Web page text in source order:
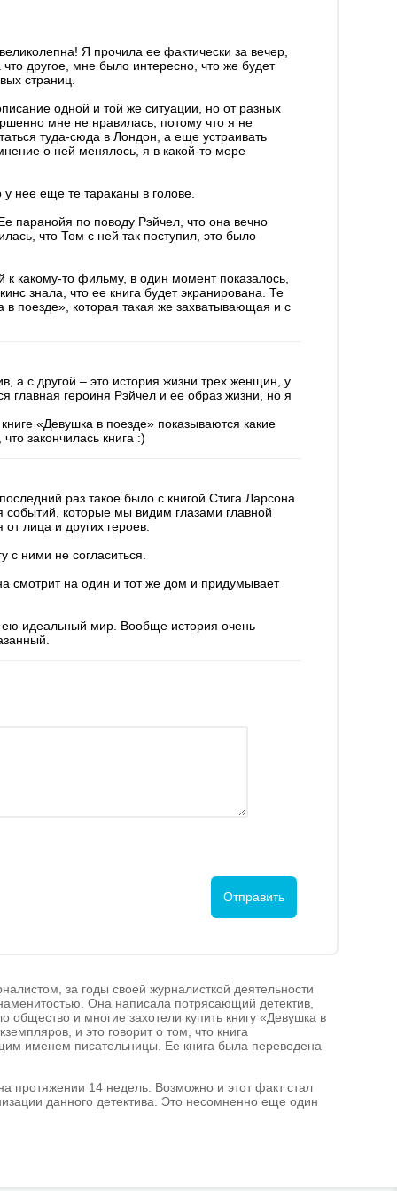
Я прочила ее фактически за вечер,
другое, мне было интересно, что же будет
страниц.
одной и той же ситуации, но от разных
мне не нравилась, потому что я не
туда-сюда в Лондон, а еще устраивать
о ней менялось, я в какой-то мере
нее еще те тараканы в голове.
паранойя по поводу Рэйчел, что она вечно
что Том с ней так поступил, это было
к какому-то фильму, в один момент показалось,
знала, что ее книга будет экранирована. Те
в поезде», которая такая же захватывающая и с
а с другой – это история жизни трех женщин, у
главная героиня Рэйчел и ее образ жизни, но я
«Девушка в поезде» показываются какие
закончилась книга :)
раз такое было с книгой Стига Ларсона
событий, которые мы видим глазами главной
лица и других героев.
с ними не согласиться.
смотрит на один и тот же дом и придумывает
ею идеальный мир. Вообще история очень
за годы своей журналисткой деятельности
Она написала потрясающий детектив,
и многие захотели купить книгу «Девушка в
и это говорит о том, что книга
именем писательницы. Ее книга была переведена
протяжении 14 недель. Возможно и этот факт стал
данного детектива. Это несомненно еще один